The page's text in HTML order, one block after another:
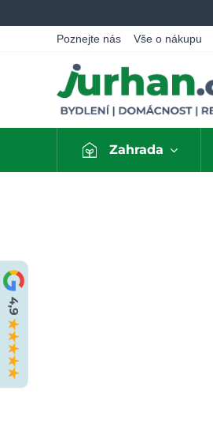
Poznejte nás Vše o nákupu
Zahrada